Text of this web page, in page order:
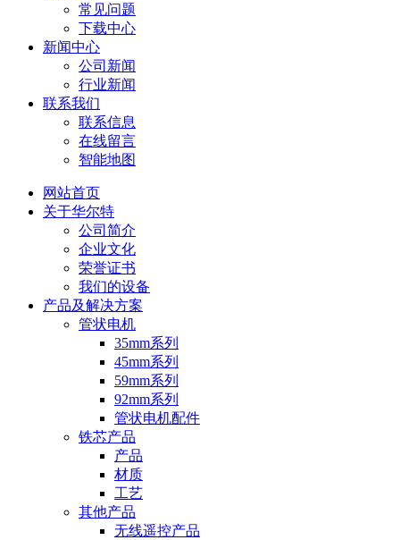
常见问题
下载中心
新闻中心
公司新闻
行业新闻
联系我们
联系信息
在线留言
智能地图
网站首页
关于华尔特
公司简介
企业文化
荣誉证书
我们的设备
产品及解决方案
管状电机
35mm系列
45mm系列
59mm系列
92mm系列
管状电机配件
铁芯产品
产品
材质
工艺
其他产品
无线遥控产品